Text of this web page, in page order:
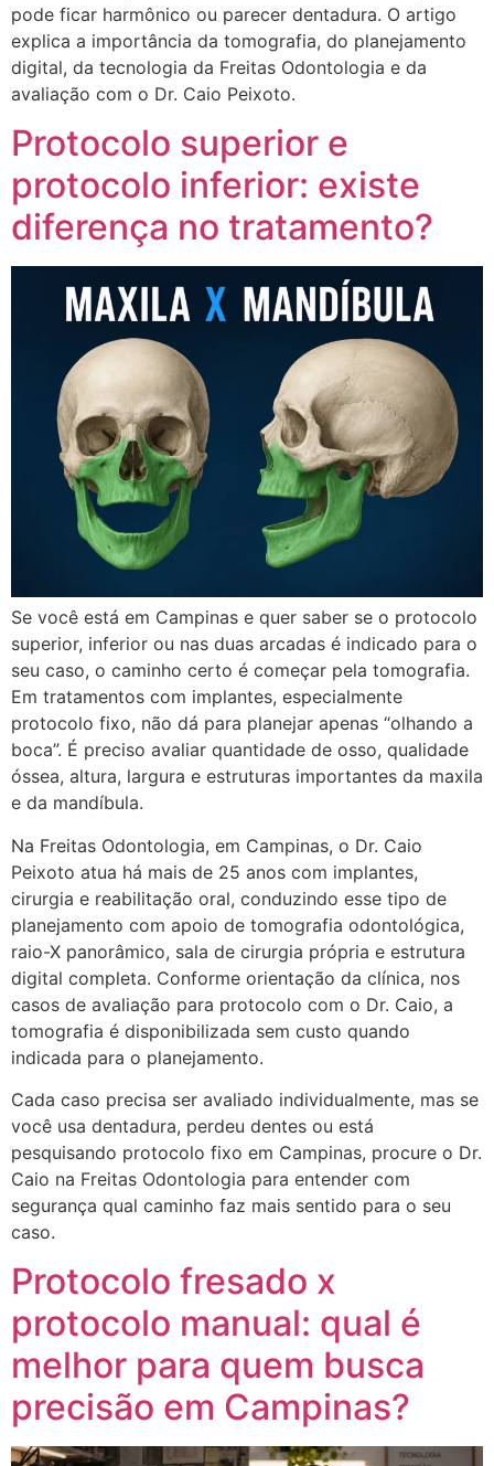
pode ficar harmônico ou parecer dentadura. O artigo
explica a importância da tomografia, do planejamento
digital, da tecnologia da Freitas Odontologia e da
avaliação com o Dr. Caio Peixoto.
Protocolo superior e
protocolo inferior: existe
diferença no tratamento?
Se você está em Campinas e quer saber se o protocolo
superior, inferior ou nas duas arcadas é indicado para o
seu caso, o caminho certo é começar pela tomografia.
Em tratamentos com implantes, especialmente
protocolo fixo, não dá para planejar apenas “olhando a
boca”. É preciso avaliar quantidade de osso, qualidade
óssea, altura, largura e estruturas importantes da maxila
e da mandíbula.
Na Freitas Odontologia, em Campinas, o Dr. Caio
Peixoto atua há mais de 25 anos com implantes,
cirurgia e reabilitação oral, conduzindo esse tipo de
planejamento com apoio de tomografia odontológica,
raio-X panorâmico, sala de cirurgia própria e estrutura
digital completa. Conforme orientação da clínica, nos
casos de avaliação para protocolo com o Dr. Caio, a
tomografia é disponibilizada sem custo quando
indicada para o planejamento.
Cada caso precisa ser avaliado individualmente, mas se
você usa dentadura, perdeu dentes ou está
pesquisando protocolo fixo em Campinas, procure o Dr.
Caio na Freitas Odontologia para entender com
segurança qual caminho faz mais sentido para o seu
caso.
Protocolo fresado x
protocolo manual: qual é
melhor para quem busca
precisão em Campinas?